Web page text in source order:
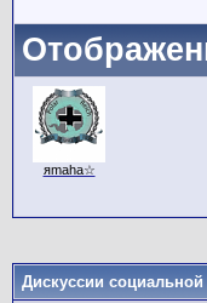
яmaha☆
Дискуссии